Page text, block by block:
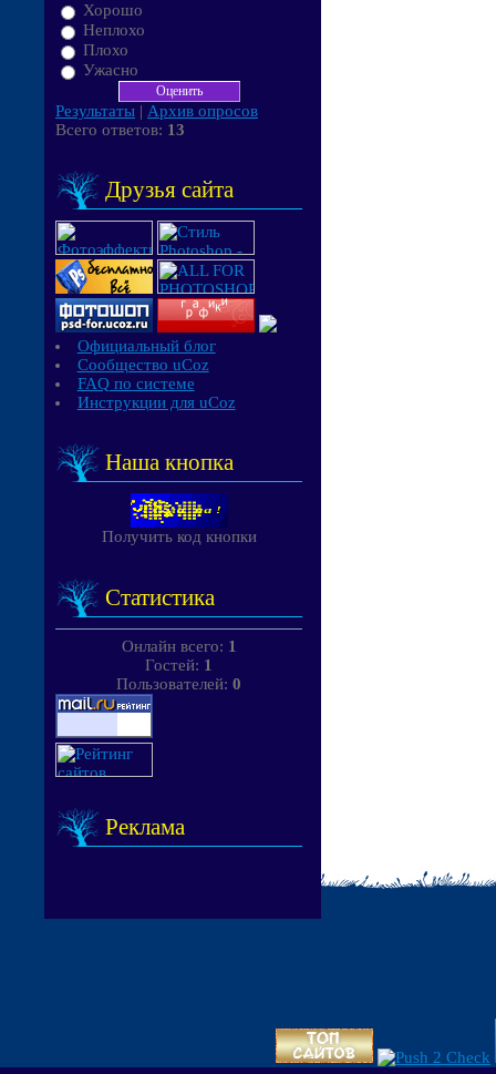
Хорошо
Неплохо
Плохо
Ужасно
Результаты | Архив опросов
Всего ответов: 13
Друзья сайта
Официальный блог
Сообщество uCoz
FAQ по системе
Инструкции для uCoz
Наша кнопка
Получить код кнопки
Статистика
Онлайн всего: 1
Гостей: 1
Пользователей: 0
Реклама